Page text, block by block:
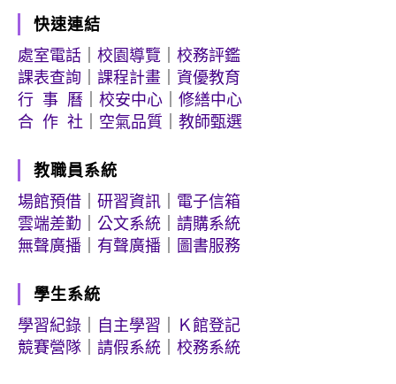
快速連結
處室電話
校園導覽
校務評鑑
課表查詢
課程計畫
資優教育
行 事 曆
校安中心
修繕中心
合 作 社
空氣品質 教師甄選
教職員系統
場館預借
研習資訊
電子信箱
雲端差勤
公文系統
請購系統
無聲廣播
有聲廣播 圖書服務
學生系統
學習紀錄
自主學習
Ｋ館登記
競賽營隊
請假系統 校務系統